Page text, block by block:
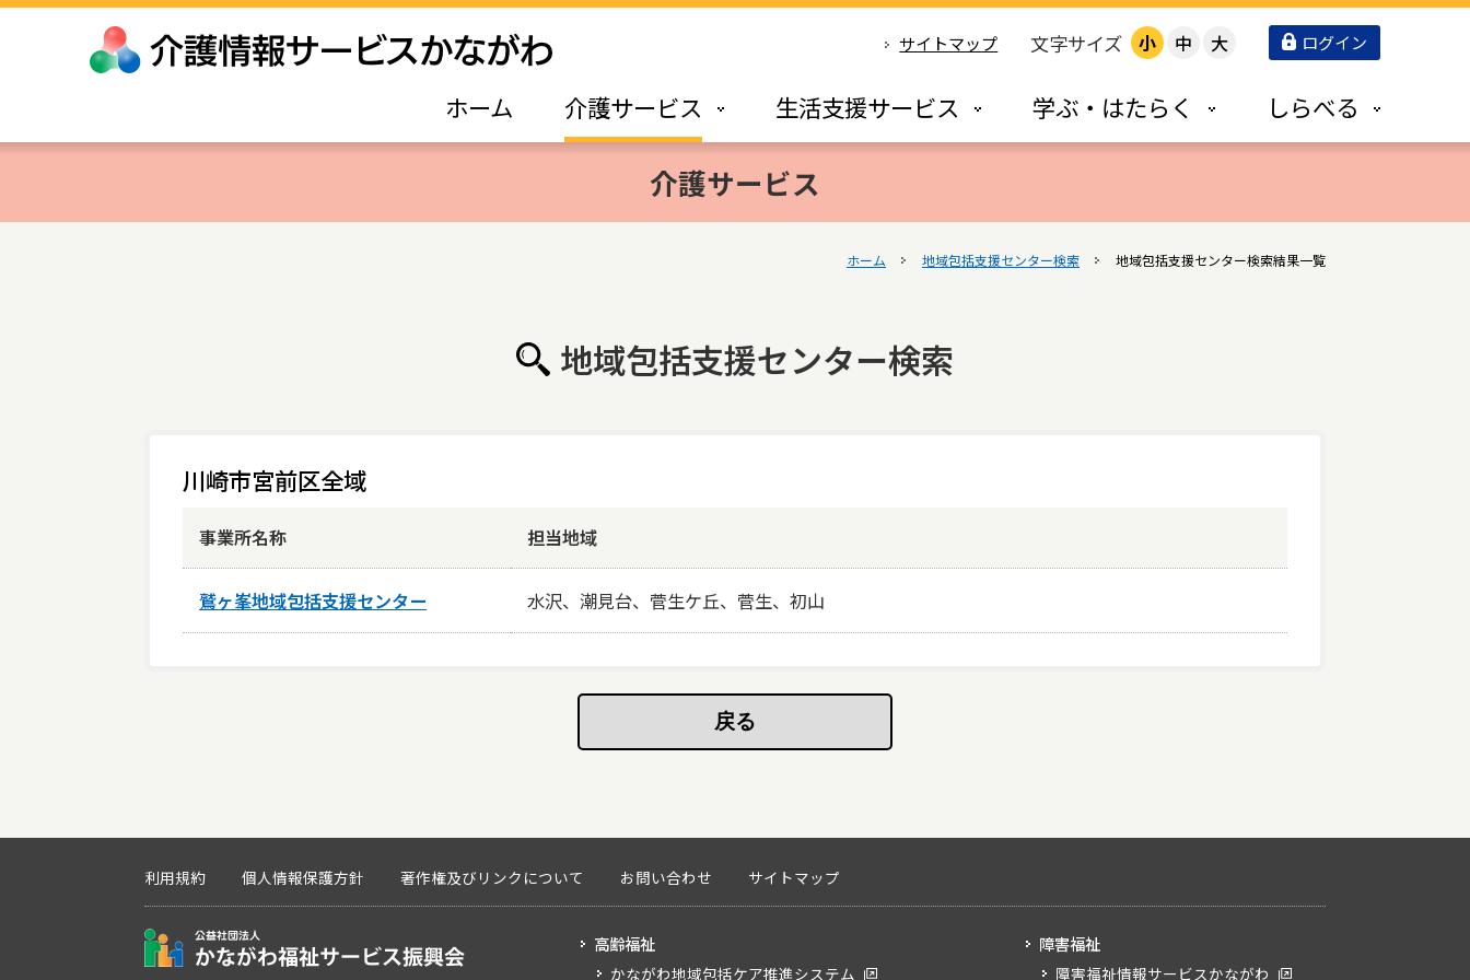
サイトマップ 文字サイズ 小 中 大 ログイン
ホーム 介護サービス 生活支援サービス 学ぶ・はたらく しらべる
介護サービス
ホーム 地域包括支援センター検索 地域包括支援センター検索結果一覧
地域包括支援センター検索
川崎市宮前区全域
事業所名称 担当地域
鷲ヶ峯地域包括支援センター 水沢、潮見台、菅生ケ丘、菅生、初山
利用規約 個人情報保護方針 著作権及びリンクについて お問い合わせ サイトマップ
高齢福祉
かながわ地域包括ケア推進システム
障害福祉
障害福祉情報サービスかながわ